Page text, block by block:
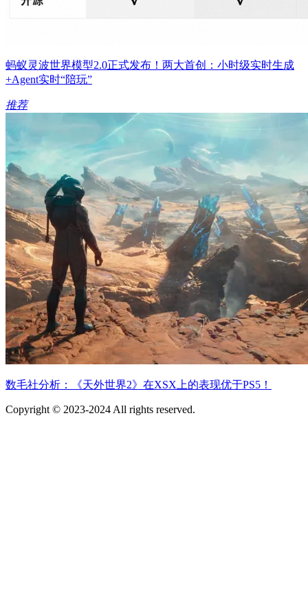
蚂蚁灵波世界模型2.0正式发布！两大首创：小时级实时生成
+Agent实时“陪玩”
推荐
数毛社分析：《天外世界2》在XSX上的表现优于PS5！
Copyright © 2023-2024 All rights reserved.